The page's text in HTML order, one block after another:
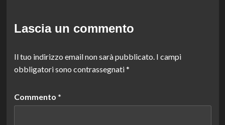
Lascia un commento
Il tuo indirizzo email non sarà pubblicato. I campi
obbligatori sono contrassegnati*
Commento *